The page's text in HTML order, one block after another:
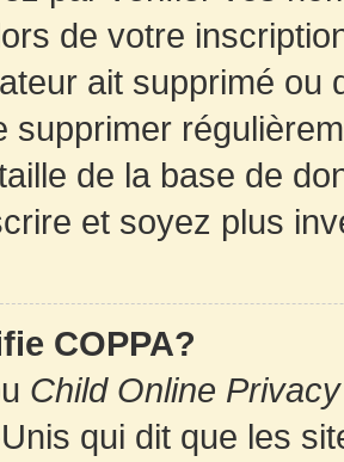
de votre
ait supprimé
supprimer
de la base de
et soyez plus
COPPA?
Child Online
qui dit que les